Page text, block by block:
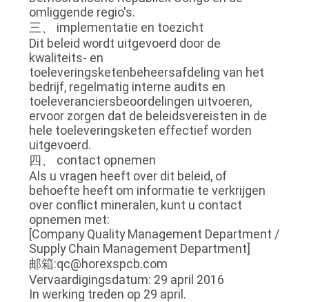
omliggende regio's.
三、 implementatie en toezicht
Dit beleid wordt uitgevoerd door de
kwaliteits- en
toeleveringsketenbeheersafdeling van het
bedrijf, regelmatig interne audits en
toeleveranciersbeoordelingen uitvoeren,
ervoor zorgen dat de beleidsvereisten in de
hele toeleveringsketen effectief worden
uitgevoerd.
四、 contact opnemen
Als u vragen heeft over dit beleid, of
behoefte heeft om informatie te verkrijgen
over conflict mineralen, kunt u contact
opnemen met:
[Company Quality Management Department /
Supply Chain Management Department]
邮箱:qc@horexspcb.com
Vervaardigingsdatum: 29 april 2016
In werking treden op 29 april.